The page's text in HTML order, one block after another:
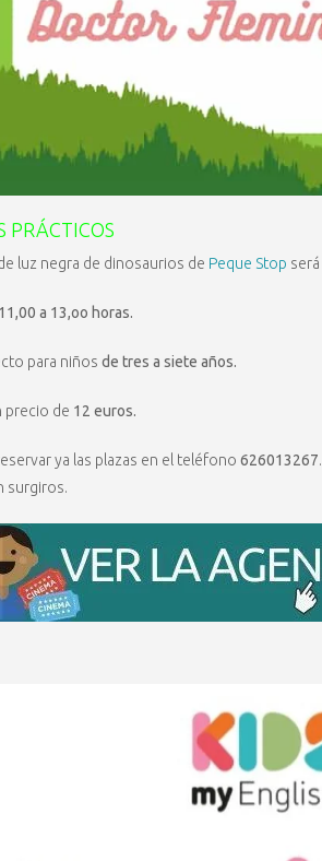
PRÁCTICOS
luz negra de dinosaurios de Peque Stop
a 13,oo horas.
para niños de tres a siete años.
precio de 12 euros.
ya las plazas en el teléfono 626013267
surgiros.